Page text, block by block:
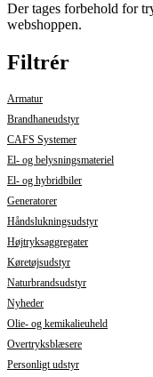
Der tages forbehold for
webshoppen.
Filtrér
Armatur
Brandhaneudstyr
CAFS Systemer
El- og belysningsmateriel
El- og hybridbiler
Generatorer
Håndslukningsudstyr
Højtryksaggregater
Køretøjsudstyr
Naturbrandsudstyr
Nyheder
Olie- og kemikalieuheld
Overtryksblæsere
Personligt udstyr